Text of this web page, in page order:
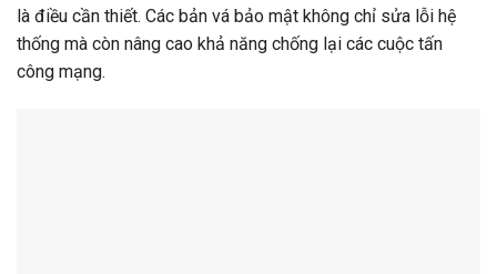
là điều cần thiết. Các bản vá bảo mật không chỉ sửa lỗi hệ
thống mà còn nâng cao khả năng chống lại các cuộc tấn
công mạng.